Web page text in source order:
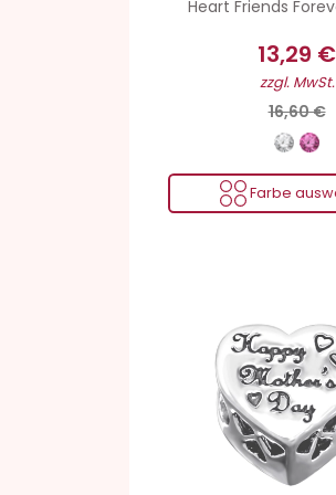
Heart Friends
13,29 €
zzgl. MwSt.
16,60 €
Farbe